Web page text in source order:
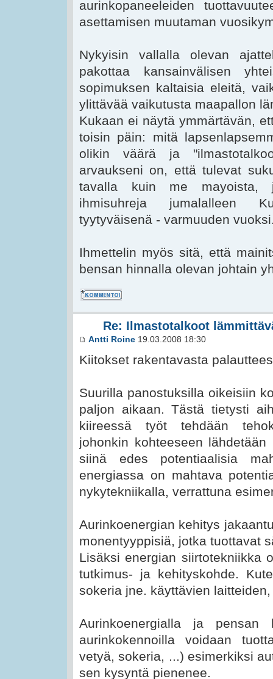
aurinkopaneeleiden
asettamisen muutaman
Nykyisin vallalla olevan
pakottaa kansainvälisen
sopimuksen kaltaisia eleitä,
ylittävää vaikutusta maapallon
Kukaan ei näytä ymmärtävän,
toisin päin: mitä
olikin väärä ja
arvaukseni on, että tulevat
tavalla kuin me mayoista,
ihmisuhreja jumalalleen
tyytyväisenä - varmuuden
Ihmettelin myös sitä, että
bensan hinnalla olevan johtain
Kommentoi
Re: Ilmastotalkoot
Antti Roine 19.03.2008 18:30
Kiitokset rakentavasta
Suurilla panostuksilla oikeisiin
paljon aikaan. Tästä tietysti
kiireessä työt tehdään
johonkin kohteeseen
siinä edes potentiaalisia
energiassa on mahtava
nykytekniikalla, verrattuna
Aurinkoenergian kehitys
monentyyppisiä, jotka tuottavat
Lisäksi energian siirtotekniikka
tutkimus- ja kehityskohde.
sokeria jne. käyttävien
Aurinkoenergialla ja
aurinkokennoilla voidaan
vetyä, sokeria, ...) esimerkiksi
sen kysyntä pienenee.